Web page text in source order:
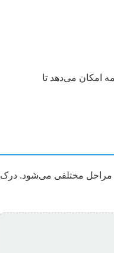
امکان می‌دهد تا
مراحل مختلفی می‌شود. درک